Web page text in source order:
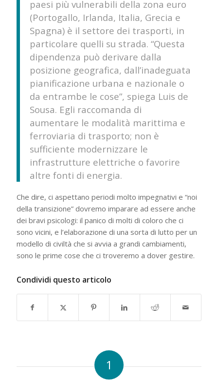
paesi più vulnerabili della zona euro
(Portogallo, Irlanda, Italia, Grecia e
Spagna) è il settore dei trasporti, in
particolare quelli su strada. “Questa
dipendenza può derivare dalla
posizione geografica, dall’inadeguata
pianificazione urbana e nazionale o
da entrambe le cose”, spiega Luis de
Sousa. Egli raccomanda di
aumentare le modalità marittima e
ferroviaria di trasporto; non è
sufficiente modernizzare le
infrastrutture elettriche o favorire
altre fonti di energia.
Che dire, ci aspettano periodi molto impegnativi e “noi
della transizione” dovremo imparare ad essere anche
dei bravi psicologi: il panico di molti di coloro che ci
sono vicini, e l’elaborazione di una sorta di lutto per un
modello di civiltà che si avvia a grandi cambiamenti,
sono le prime cose che ci troveremo a dover gestire.
Condividi questo articolo
1